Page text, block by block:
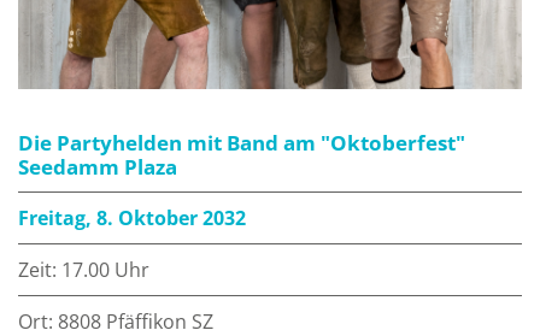
Die Partyhelden mit Band am "Oktoberfest"
Seedamm Plaza
Freitag, 8. Oktober 2032
Zeit: 17.00 Uhr
Ort: 8808 Pfäffikon SZ